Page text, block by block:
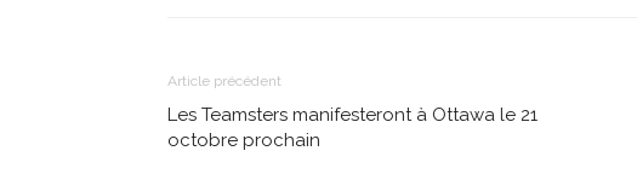
Article précédent
Les Teamsters manifesteront à Ottawa le 21
octobre prochain